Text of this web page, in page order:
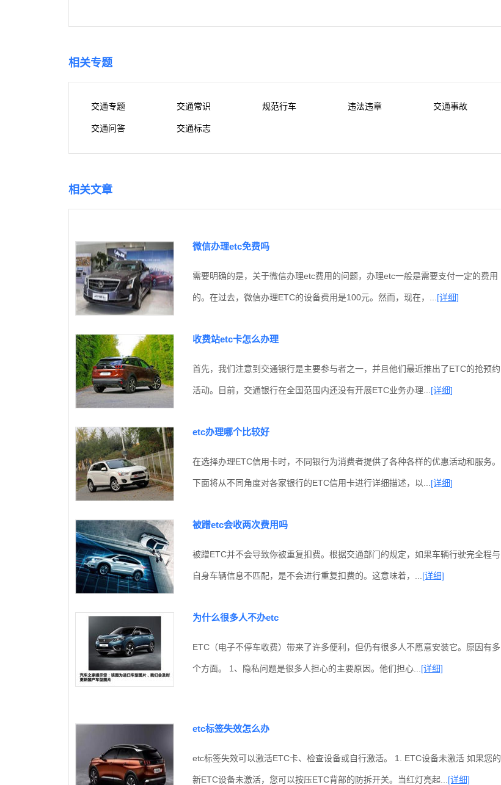
相关专题
交通专题 交通常识 规范行车 违法违章 交通事故
交通问答 交通标志
相关文章
微信办理etc免费吗
需要明确的是，关于微信办理etc费用的问题，办理etc一般是需要支付一定的费用
的。在过去，微信办理ETC的设备费用是100元。然而，现在，... [详细]
收费站etc卡怎么办理
首先，我们注意到交通银行是主要参与者之一，并且他们最近推出了ETC的抢预约
活动。目前，交通银行在全国范围内还没有开展ETC业务办理... [详细]
etc办理哪个比较好
在选择办理ETC信用卡时，不同银行为消费者提供了各种各样的优惠活动和服务。
下面将从不同角度对各家银行的ETC信用卡进行详细描述，以... [详细]
被蹭etc会收两次费用吗
被蹭ETC并不会导致你被重复扣费。根据交通部门的规定，如果车辆行驶完全程与
自身车辆信息不匹配，是不会进行重复扣费的。这意味着，... [详细]
为什么很多人不办etc
ETC（电子不停车收费）带来了许多便利，但仍有很多人不愿意安装它。原因有多
个方面。 1、隐私问题是很多人担心的主要原因。他们担心... [详细]
etc标签失效怎么办
etc标签失效可以激活ETC卡、检查设备或自行激活。 1. ETC设备未激活 如果您的
新ETC设备未激活，您可以按压ETC背部的防拆开关。当红灯亮起... [详细]